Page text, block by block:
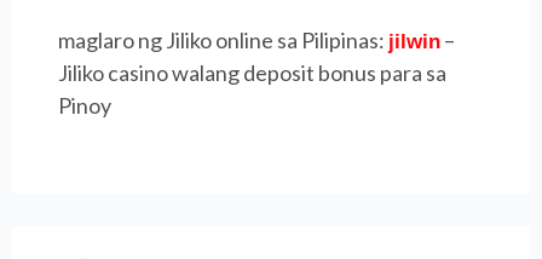
maglaro ng Jiliko online sa Pilipinas: jilwin –
Jiliko casino walang deposit bonus para sa
Pinoy